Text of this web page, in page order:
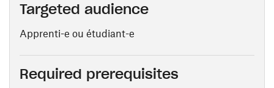
Targeted audience
Apprenti-e ou étudiant-e
Required prerequisites